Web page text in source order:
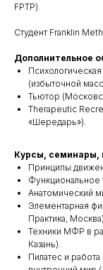
FPTP).
Студент Franklin
Дополнительное
(избыточной
Тьютор
Therapeutic
«Шередарь»).
Курсы, семинары,
Принципы
Функциональное
Анатомический
Элементарная
Практика,
Техники МФР в
Казань).
Пилатес и